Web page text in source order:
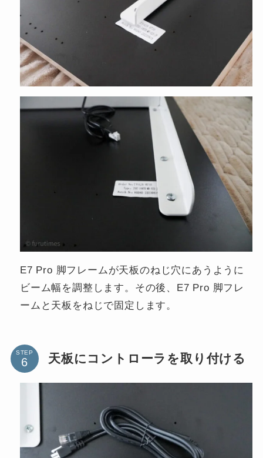
E7 Pro 脚フレームが天板のねじ穴にあうように
ビーム幅を調整します。その後、E7 Pro 脚フレ
ームと天板をねじで固定します。
STEP 天板にコントローラを取り付ける